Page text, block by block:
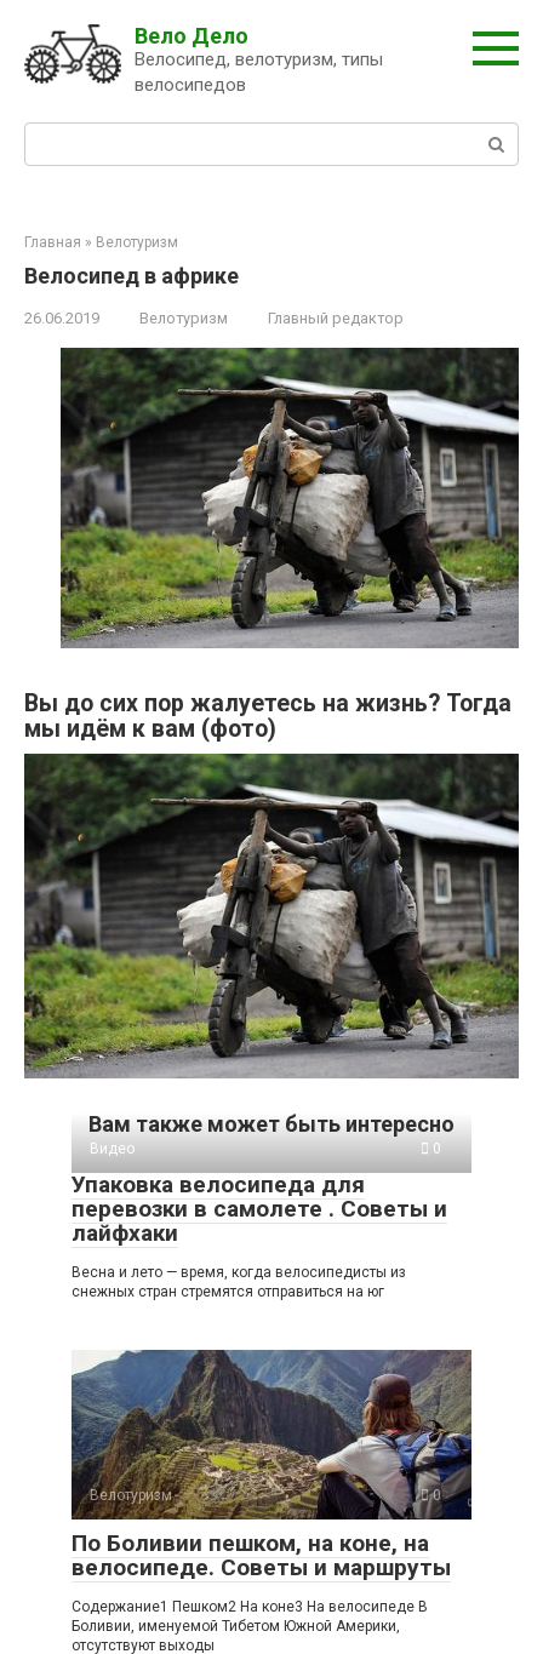
контенту
Вело Дело
Велосипед, велотуризм, типы
велосипедов
Главная » Велотуризм
Велосипед в африке
26.06.2019 Велотуризм Главный редактор
Вы до сих пор жалуетесь на жизнь? Тогда
мы идём к вам (фото)
Вам также может быть интересно
Видео 0
Упаковка велосипеда для
перевозки в самолете . Советы и
лайфхаки
Весна и лето — время, когда велосипедисты из
снежных стран стремятся отправиться на юг
Велотуризм 0
По Боливии пешком, на коне, на
велосипеде. Советы и маршруты
Содержание1 Пешком2 На коне3 На велосипеде В
Боливии, именуемой Тибетом Южной Америки,
отсутствуют выходы